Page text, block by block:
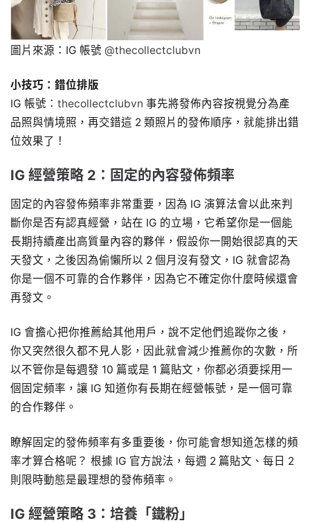
圖片來源：IG 帳號 @thecollectclubvn
小技巧：錯位排版
IG 帳號： thecollectclubvn 事先將發佈內容按視覺分為產
品照與情境照，再交錯這 2 類照片的發佈順序，就能排出錯
位效果了！
IG 經營策略 2：固定的內容發佈頻率
固定的內容發佈頻率非常重要，因為 IG 演算法會以此來判
斷你是否有認真經營，站在 IG 的立場，它希望你是一個能
長期持續產出高質量內容的夥伴，假設你一開始很認真的天
天發文，之後因為偷懶所以 2 個月沒有發文，IG 就會認為
你是一個不可靠的合作夥伴，因為它不確定你什麼時候還會
再發文。
IG 會擔心把你推薦給其他用戶，說不定他們追蹤你之後，
你又突然很久都不見人影，因此就會減少推薦你的次數，所
以不管你是每週發 10 篇或是 1 篇貼文，你都必須要採用一
個固定頻率，讓 IG 知道你有長期在經營帳號，是一個可靠
的合作夥伴。
瞭解固定的發佈頻率有多重要後，你可能會想知道怎樣的頻
率才算合格呢？ 根據 IG 官方說法，每週 2 篇貼文、每日 2
則限時動態是最理想的發佈頻率。
IG 經營策略 3：培養「鐵粉」